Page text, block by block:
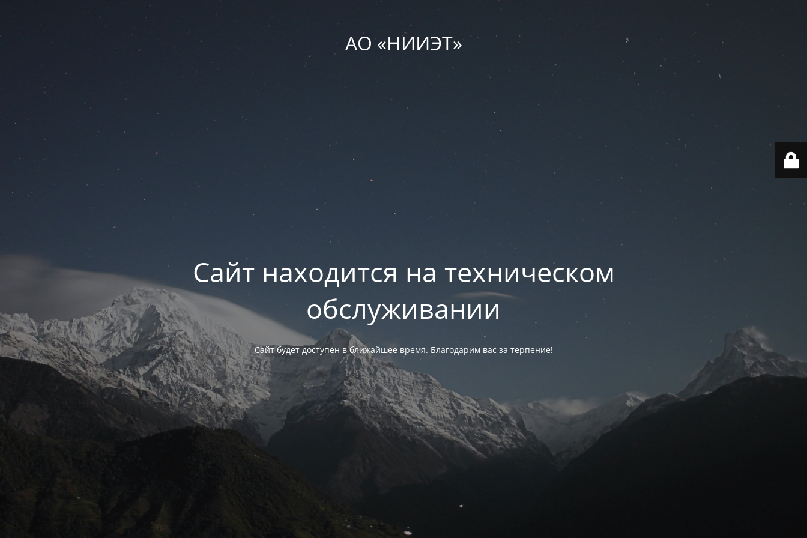
АО «НИИЭТ»
Сайт находится на техническом
обслуживании
Сайт будет доступен в ближайшее время. Благодарим вас за терпение!